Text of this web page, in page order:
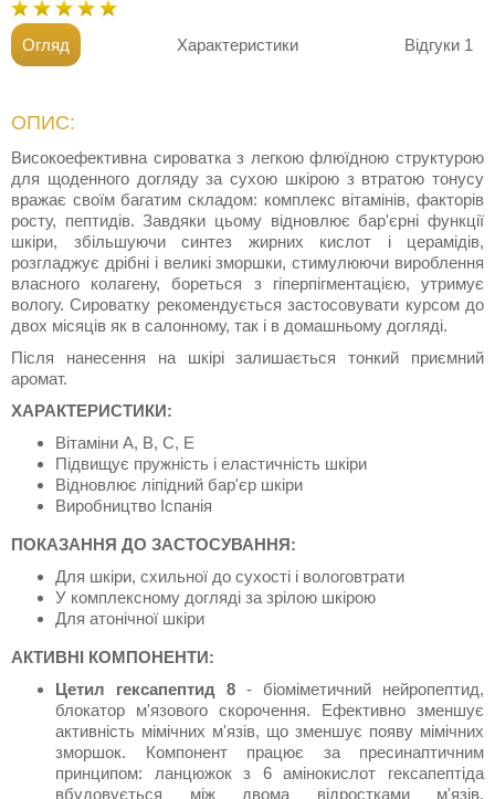
Огляд Характеристики Відгуки 1
ОПИС:
Високоефективна сироватка з легкою флюїдною структурою
для щоденного догляду за сухою шкірою з втратою тонусу
вражає своїм багатим складом: комплекс вітамінів, факторів
росту, пептидів. Завдяки цьому відновлює бар'єрні функції
шкіри, збільшуючи синтез жирних кислот і церамідів,
розгладжує дрібні і великі зморшки, стимулюючи вироблення
власного колагену, бореться з гіперпігментацією, утримує
вологу. Сироватку рекомендується застосовувати курсом до
двох місяців як в салонному, так і в домашньому догляді.
Після нанесення на шкірі залишається тонкий приємний
аромат.
ХАРАКТЕРИСТИКИ:
Вітаміни А, В, С, Е
Підвищує пружність і еластичність шкіри
Відновлює ліпідний бар'єр шкіри
Виробництво Іспанія
ПОКАЗАННЯ ДО ЗАСТОСУВАННЯ:
Для шкіри, схильної до сухості і вологовтрати
У комплексному догляді за зрілою шкірою
Для атонічної шкіри
АКТИВНІ КОМПОНЕНТИ:
Цетил гексапептид 8 - біоміметичний нейропептид,
блокатор м'язового скорочення. Ефективно зменшує
активність мімічних м'язів, що зменшує появу мімічних
зморшок. Компонент працює за пресинаптичним
принципом: ланцюжок з 6 амінокислот гексапептіда
вбудовується між двома відростками м'язів,